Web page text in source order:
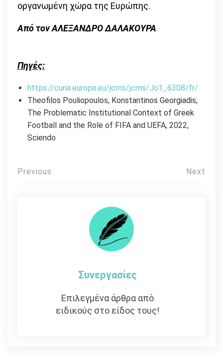
οργανωμένη χώρα της Ευρώπης.
Από τον ΑΛΕΞΑΝΔΡΟ ΔΑΛΑΚΟΥΡΑ
Πηγές:
https://curia.europa.eu/jcms/jcms/Jo1_6308/fr/
Theofilos Pouliopoulos, Konstantinos Georgiadis,
The Problematic Institutional Context of Greek
Football and the Role of FIFA and UEFA, 2022,
Sciendo
Πλοήγηση
Previous Next
Συνεργασίες
Επιλεγμένα άρθρα από
ειδικούς στο είδος τους!